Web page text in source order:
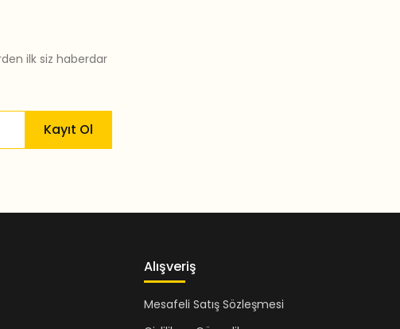
ilk siz haberdar
Kayıt Ol
Alışveriş
Mesafeli Satış Sözleşmesi